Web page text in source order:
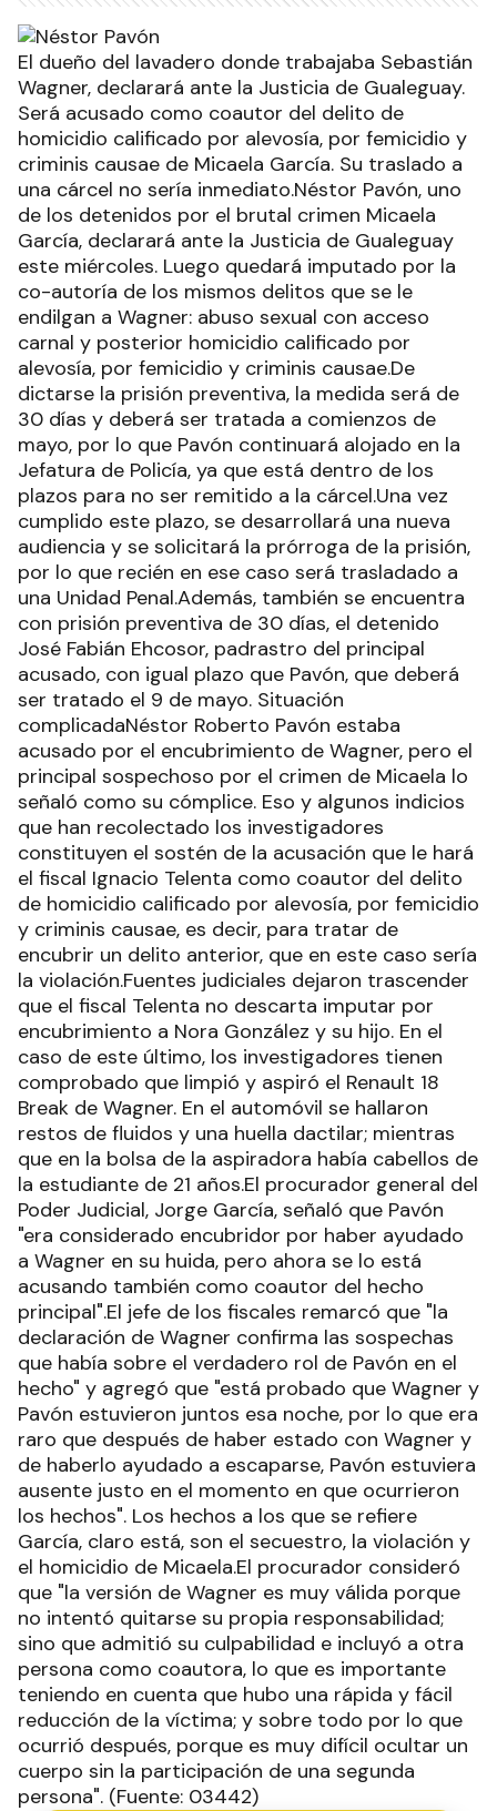
El dueño del lavadero donde trabajaba Sebastián
Wagner, declarará ante la Justicia de Gualeguay.
Será acusado como coautor del delito de
homicidio calificado por alevosía, por femicidio y
criminis causae de Micaela García. Su traslado a
una cárcel no sería inmediato.Néstor Pavón, uno
de los detenidos por el brutal crimen Micaela
García, declarará ante la Justicia de Gualeguay
este miércoles. Luego quedará imputado por la
co-autoría de los mismos delitos que se le
endilgan a Wagner: abuso sexual con acceso
carnal y posterior homicidio calificado por
alevosía, por femicidio y criminis causae.De
dictarse la prisión preventiva, la medida será de
30 días y deberá ser tratada a comienzos de
mayo, por lo que Pavón continuará alojado en la
Jefatura de Policía, ya que está dentro de los
plazos para no ser remitido a la cárcel.Una vez
cumplido este plazo, se desarrollará una nueva
audiencia y se solicitará la prórroga de la prisión,
por lo que recién en ese caso será trasladado a
una Unidad Penal.Además, también se encuentra
con prisión preventiva de 30 días, el detenido
José Fabián Ehcosor, padrastro del principal
acusado, con igual plazo que Pavón, que deberá
ser tratado el 9 de mayo. Situación
complicadaNéstor Roberto Pavón estaba
acusado por el encubrimiento de Wagner, pero el
principal sospechoso por el crimen de Micaela lo
señaló como su cómplice. Eso y algunos indicios
que han recolectado los investigadores
constituyen el sostén de la acusación que le hará
el fiscal Ignacio Telenta como coautor del delito
de homicidio calificado por alevosía, por femicidio
y criminis causae, es decir, para tratar de
encubrir un delito anterior, que en este caso sería
la violación.Fuentes judiciales dejaron trascender
que el fiscal Telenta no descarta imputar por
encubrimiento a Nora González y su hijo. En el
caso de este último, los investigadores tienen
comprobado que limpió y aspiró el Renault 18
Break de Wagner. En el automóvil se hallaron
restos de fluidos y una huella dactilar; mientras
que en la bolsa de la aspiradora había cabellos de
la estudiante de 21 años.El procurador general del
Poder Judicial, Jorge García, señaló que Pavón
"era considerado encubridor por haber ayudado
a Wagner en su huida, pero ahora se lo está
acusando también como coautor del hecho
principal".El jefe de los fiscales remarcó que "la
declaración de Wagner confirma las sospechas
que había sobre el verdadero rol de Pavón en el
hecho" y agregó que "está probado que Wagner y
Pavón estuvieron juntos esa noche, por lo que era
raro que después de haber estado con Wagner y
de haberlo ayudado a escaparse, Pavón estuviera
ausente justo en el momento en que ocurrieron
los hechos". Los hechos a los que se refiere
García, claro está, son el secuestro, la violación y
el homicidio de Micaela.El procurador consideró
que "la versión de Wagner es muy válida porque
no intentó quitarse su propia responsabilidad;
sino que admitió su culpabilidad e incluyó a otra
persona como coautora, lo que es importante
teniendo en cuenta que hubo una rápida y fácil
reducción de la víctima; y sobre todo por lo que
ocurrió después, porque es muy difícil ocultar un
cuerpo sin la participación de una segunda
persona". (Fuente: 03442)